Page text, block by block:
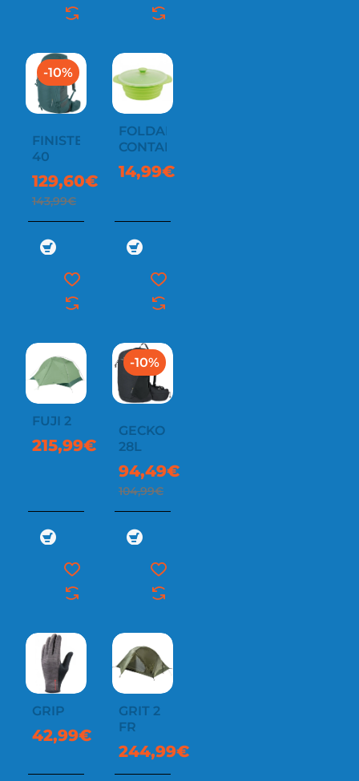
-10%
FINISTERRE
40
129,60€
143,99€
FOLDABLE
CONTAINER
14,99€
FUJI 2
215,99€
-10%
GECKO
28L
94,49€
104,99€
GRIP
42,99€
GRIT 2
FR
244,99€